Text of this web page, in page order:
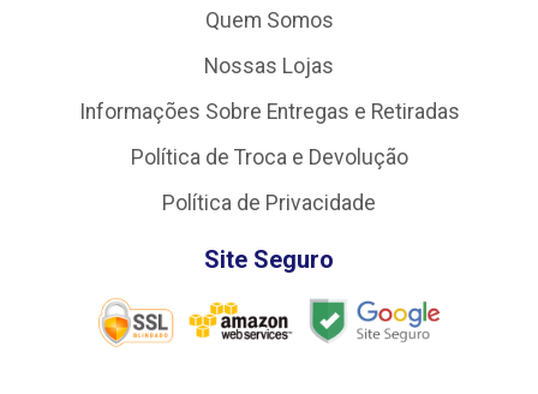
Quem Somos
Nossas Lojas
Informações Sobre Entregas e Retiradas
Política de Troca e Devolução
Política de Privacidade
Site Seguro